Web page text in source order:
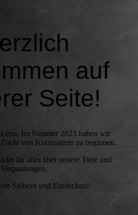
auf
Seite!
Im Sommer 2023 haben wir
von Kornnattern zu beginnen.
ihr alles über unsere Tiere und
Verpaarungen.
Stöbern und Entdecken!